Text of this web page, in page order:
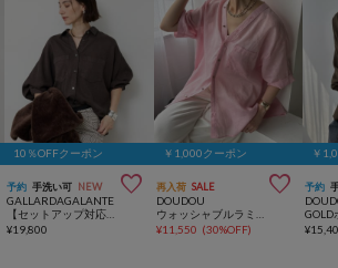
10％OFFクーポン
予約 手洗い可 NEW 
GALLARDAGALANTE
¥19,800
￥1,000クーポン
再入荷 SALE 
DOUDOU
¥11,550 (30%OFF)
￥
予約
¥